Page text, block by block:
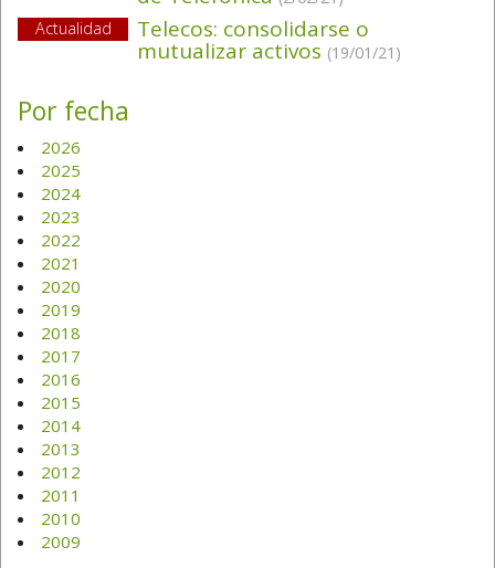
Actualidad
Telecos: consolidarse o
mutualizar activos (19/01/21)
Por fecha
2026
2025
2024
2023
2022
2021
2020
2019
2018
2017
2016
2015
2014
2013
2012
2011
2010
2009